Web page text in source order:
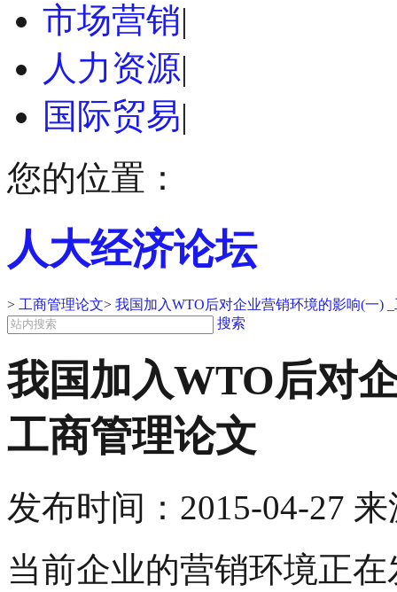
市场营销|
人力资源|
国际贸易|
您的位置：
人大经济论坛
> 工商管理论文> 我国加入WTO后对企业营销环境的影响(一)
搜索
我国加入WTO后对
工商管理论文
发布时间： 2015-04-27 来
当前企业的营销环境正